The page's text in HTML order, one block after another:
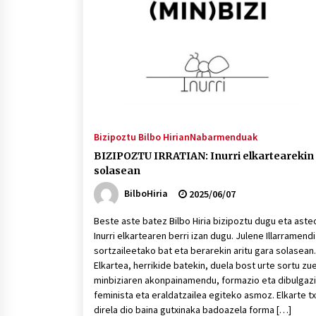
protagonista
2026/07/16
POTTO: San Pedro jaietako bertso-
saioa
2026/07/09
ikusgai Uribitarte40 aretoan
Bizipoztu Bilbo HirianNabarmenduak
BIZIPOZTU IRRATIAN: Inurri elkartearekin
solasean
BilboHiria
2025/06/07
Beste aste batez Bilbo Hiria bizipoztu dugu eta
Inurri elkartearen berri izan dugu. Julene
sortzaileetako bat eta berarekin aritu gara solasean.
Elkartea, herrikide batekin, duela bost urte sortu
minbiziaren akonpainamendu, formazio eta
feminista eta eraldatzailea egiteko asmoz. Elkarte
direla dio baina gutxinaka badoazela forma […]